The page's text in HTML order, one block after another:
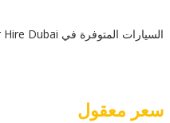
السيارات المتوفرة في Chauffeur Car Hire Dubai هي الأفضل من حيث الجودة والأمان مع الفخامة المطلقة. احصل على سيارات أنيقة ونظيفة مع سائقين ذوي خبرة ومحترفين.
سعر معقول